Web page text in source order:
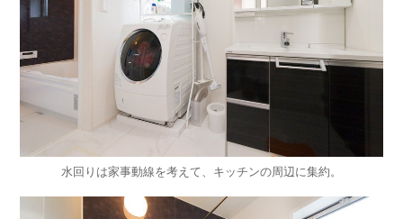
水回りは家事動線を考えて、キッチンの周辺に集約。